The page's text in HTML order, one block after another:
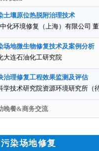
土壤原位热脱附治理技术
化环境修复（上海）有限公司
场地微生物修复技术及案例分析
大连石油化工研究院
治理修复工程效果监测及评估
学技术研究院资源环境研究所（
晚餐&商务交流
污染场地修复